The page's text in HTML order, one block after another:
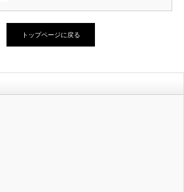
トップページに戻る